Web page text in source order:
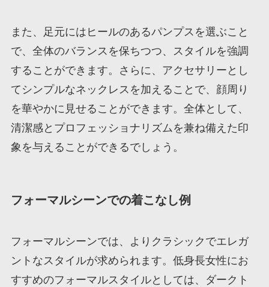
また、足元にはヒールのあるパンプスを選ぶこと
で、全体のバランスを保ちつつ、スタイルを強調
することができます。さらに、アクセサリーとし
てシンプルなネックレスを加えることで、顔周り
を華やかに見せることができます。全体として、
清潔感とプロフェッショナリズムを兼ね備えた印
象を与えることができるでしょう。
フォーマルシーンでの着こなし例
フォーマルシーンでは、よりクラシックでエレガ
ントなスタイルが求められます。低身長女性にお
すすめのフォーマルスタイルとしては、ダークト